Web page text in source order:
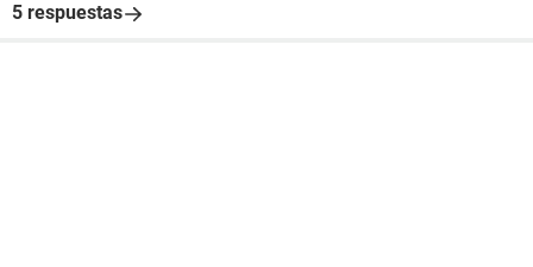
5 respuestas